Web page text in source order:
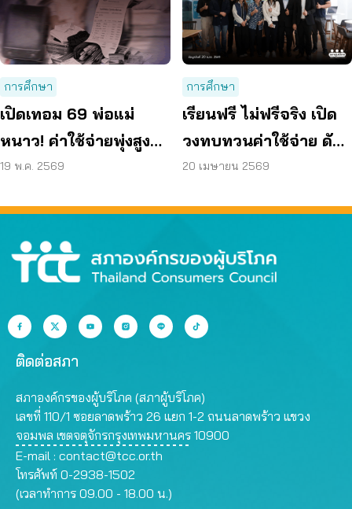
การศึกษา
เปิดเทอม 69 พ่อแม่
หนาว! ค่าใช้จ่ายพุ่งสูงสุด
รอบ 17 ปี “เรียนฟรีไม่มี
19 พ.ค. 2569
การศึกษา
เรียนฟรี ไม่ฟรีจริง เปิด
วงทบทวนค่าใช้จ่าย ดัน
แก้ พ.ร.บ.การศึกษาฯ
20 เมษายน 2569
ติดต่อสภา
สภาองค์กรของผู้บริโภค (สภาผู้บริโภค)
เลขที่ 110/1 ซอยลาดพร้าว 26 แยก 1-2 ถนนลาดพร้าว แขวง
จอมพล เขตจตุจักรกรุงเทพมหานคร 10900
E-mail : contact@tcc.or.th
โทรศัพท์ 0-2938-1502
(เวลาทำการ 09.00 - 18.00 น.)